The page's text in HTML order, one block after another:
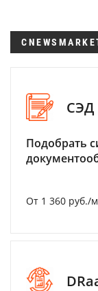
СЭД
Подобрать
От 1 360 руб./